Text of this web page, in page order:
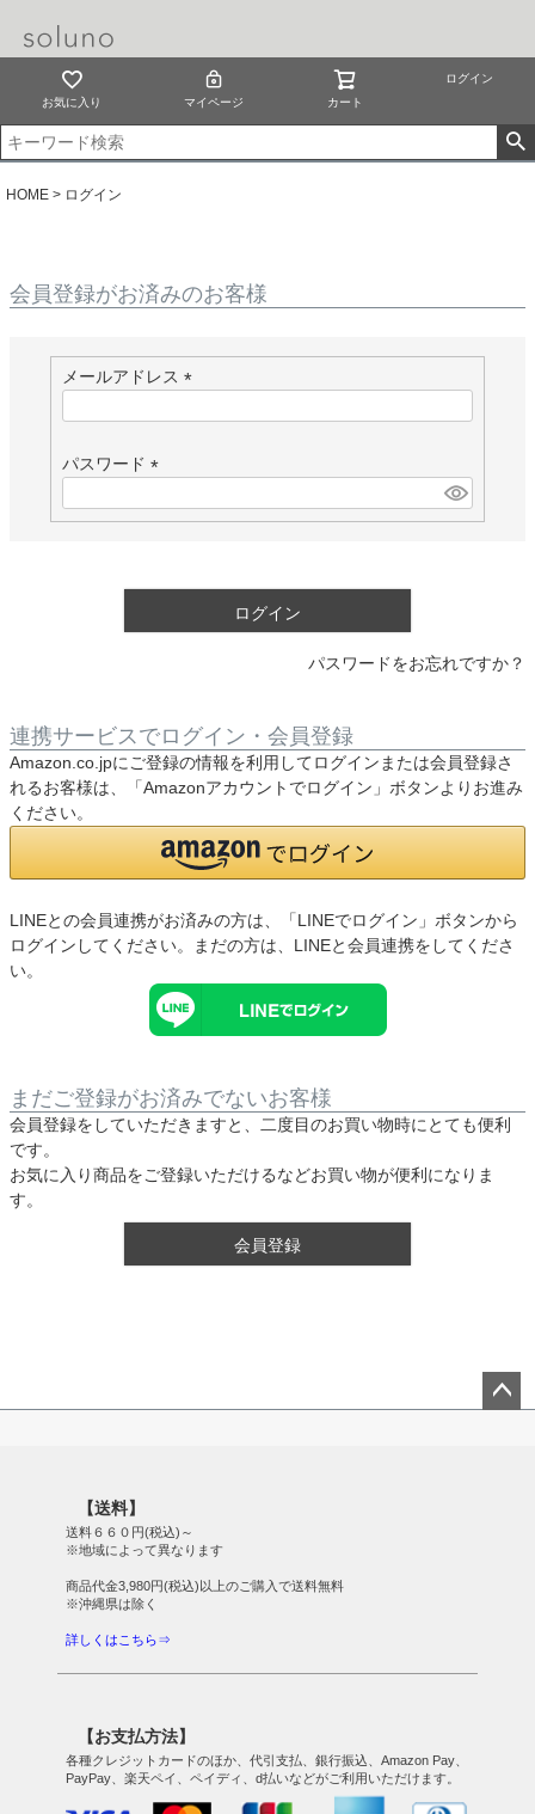
お気に入り マイページ カート
ログイン
HOME ログイン
会員登録がお済みのお客様
メールアドレス
)
パスワード
必
ログイン
パスワードをお忘れですか？
連携サービスでログイン・会員登録
Amazon.co.jpにご登録の情報を利用してログインまたは会員登録さ
れるお客様は、「Amazonアカウントでログイン」ボタンよりお進み
ください。
LINEとの会員連携がお済みの方は、「LINEでログイン」ボタンから
ログインしてください。まだの方は、 LINEと会員連携をしてくださ
い。
まだご登録がお済みでないお客様
会員登録をしていただきますと、二度目のお買い物時にとても便利
です。
お気に入り商品をご登録いただけるなどお買い物が便利になりま
す。
会員登録
【送料】
送料６６０円(税込)～
※地域によって異なります
商品代金3,980円(税込)以上のご購入で送料無料
※沖縄県は除く
詳しくはこちら⇒
【お支払方法】
各種クレジットカードのほか、代引支払、銀行振込、Amazon Pay、
PayPay、楽天ペイ、ペイディ、d払いなどがご利用いただけます。